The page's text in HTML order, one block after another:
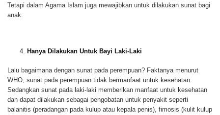
Tetapi dalam Agama Islam juga mewajibkan untuk dilakukan sunat bagi
anak.
Hanya Dilakukan Untuk Bayi Laki-Laki
Lalu bagaimana dengan sunat pada perempuan? Faktanya menurut
WHO, sunat pada perempuan tidak bermanfaat untuk kesehatan.
Sedangkan sunat pada laki-laki memberikan manfaat untuk kesehatan
dan dapat dilakukan sebagai pengobatan untuk penyakit seperti
balanitis (peradangan pada kulup atau kepala penis), fimosis (kulit kulup